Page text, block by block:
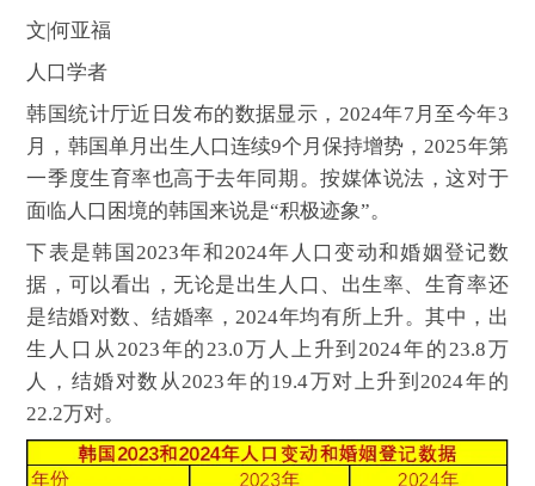
文|何亚福
人口学者
韩国统计厅近日发布的数据显示，2024年7月至今年3
月，韩国单月出生人口连续9个月保持增势，2025年第
一季度生育率也高于去年同期。按媒体说法，这对于
面临人口困境的韩国来说是“积极迹象”。
下表是韩国2023年和2024年人口变动和婚姻登记数
据，可以看出，无论是出生人口、出生率、生育率还
是结婚对数、结婚率，2024年均有所上升。其中，出
生人口从2023年的23.0万人上升到2024年的23.8万
人，结婚对数从2023年的19.4万对上升到2024年的
22.2万对。